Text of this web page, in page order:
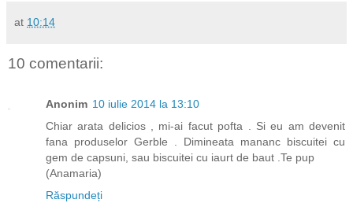
at 10:14
10 comentarii:
Anonim 10 iulie 2014 la 13:10
Chiar arata delicios , mi-ai facut pofta . Si eu am devenit
fana produselor Gerble . Dimineata mananc biscuitei cu
gem de capsuni, sau biscuitei cu iaurt de baut .Te pup
(Anamaria)
Răspundeți